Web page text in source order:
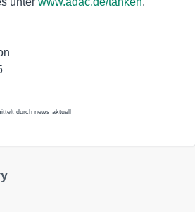
durch news aktuell